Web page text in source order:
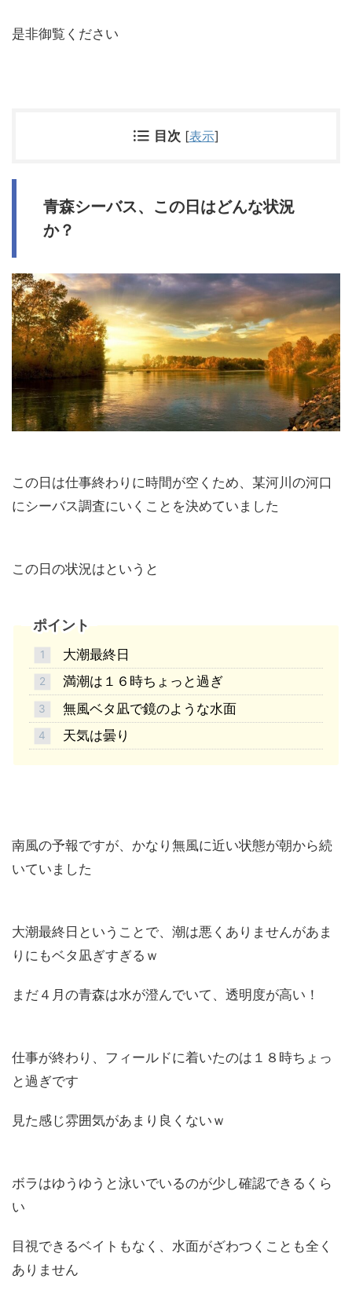
是非御覧ください
目次 [表示]
青森シーバス、この日はどんな状況
か？
この日は仕事終わりに時間が空くため、某河川の河口
にシーバス調査にいくことを決めていました
この日の状況はというと
ポイント
大潮最終日
満潮は１６時ちょっと過ぎ
無風ベタ凪で鏡のような水面
天気は曇り
南風の予報ですが、かなり無風に近い状態が朝から続
いていました
大潮最終日ということで、潮は悪くありませんがあま
りにもベタ凪ぎすぎるｗ
まだ４月の青森は水が澄んでいて、透明度が高い！
仕事が終わり、フィールドに着いたのは１８時ちょっ
と過ぎです
見た感じ雰囲気があまり良くないｗ
ボラはゆうゆうと泳いでいるのが少し確認できるくら
い
目視できるベイトもなく、水面がざわつくことも全く
ありません